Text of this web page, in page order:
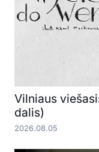
Vilniaus
dalis)
2026.08.05